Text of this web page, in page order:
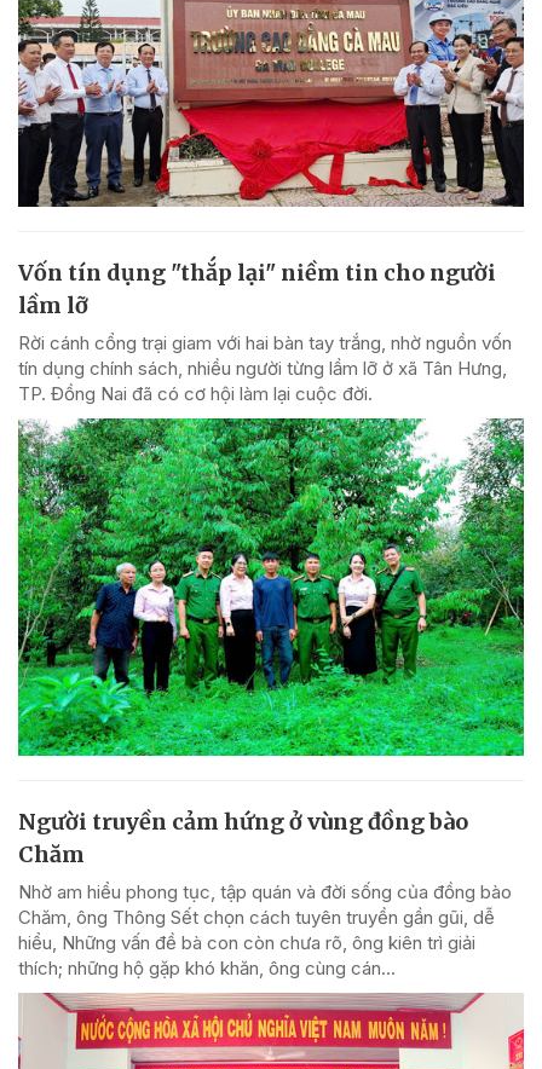
Vốn tín dụng "thắp lại" niềm tin cho người
lầm lỡ
Rời cánh cổng trại giam với hai bàn tay trắng, nhờ nguồn vốn
tín dụng chính sách, nhiều người từng lầm lỡ ở xã Tân Hưng,
TP. Đồng Nai đã có cơ hội làm lại cuộc đời.
Người truyền cảm hứng ở vùng đồng bào
Chăm
Nhờ am hiểu phong tục, tập quán và đời sống của đồng bào
Chăm, ông Thông Sết chọn cách tuyên truyền gần gũi, dễ
hiểu, Những vấn đề bà con còn chưa rõ, ông kiên trì giải
thích; những hộ gặp khó khăn, ông cùng cán...